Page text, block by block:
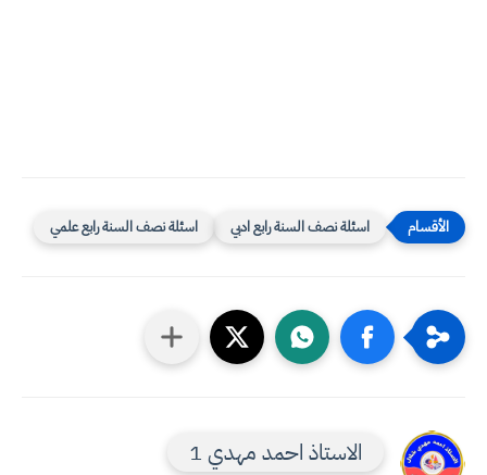
اسئلة نصف السنة رابع ادبي اسئلة نصف السنة رابع علمي
الاستاذ احمد مهدي 1